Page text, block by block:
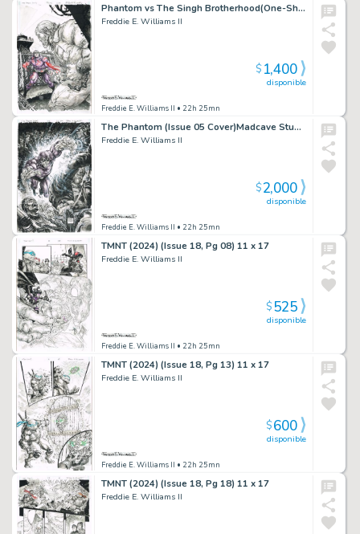
Phantom vs The Singh Brotherhood(One-Shot, Issue 01 Cover)Madcave Studios11×17
Freddie E. Williams II
Freddie E. Williams II • 22h 25mn
disponible
$1,400
The Phantom (Issue 05 Cover)Madcave Studios11×17
Freddie E. Williams II
Freddie E. Williams II • 22h 25mn
disponible
$2,000
TMNT (2024) (Issue 18, Pg 08) 11 x 17
Freddie E. Williams II
Freddie E. Williams II • 22h 25mn
disponible
$525
TMNT (2024) (Issue 18, Pg 13) 11 x 17
Freddie E. Williams II
Freddie E. Williams II • 22h 25mn
disponible
$600
TMNT (2024) (Issue 18, Pg 18) 11 x 17
Freddie E. Williams II